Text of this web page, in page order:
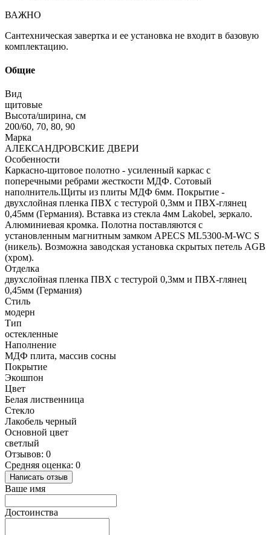
ВАЖНО
Сантехническая завертка и ее установка не входит в базовую
комплектацию.
Общие
Вид
щитовые
Высота/ширина, см
200/60, 70, 80, 90
Марка
АЛЕКСАНДРОВСКИЕ ДВЕРИ
Особенности
Каркасно-щитовое полотно - усиленный каркас с
поперечными ребрами жесткости МДФ. Сотовый
наполнитель.Щиты из плиты МДФ 6мм. Покрытие -
двухслойная пленка ПВХ с тестурой 0,3мм и ПВХ-глянец
0,45мм (Германия). Вставка из стекла 4мм Lakobel, зеркало.
Алюминиевая кромка. Полотна поставляются с
установленным магнитным замком APECS ML5300-M-WC S
(никель). Возможна заводская установка скрытых петель AGB
(хром).
Отделка
двухслойная пленка ПВХ с тестурой 0,3мм и ПВХ-глянец
0,45мм (Германия)
Стиль
модерн
Тип
остекленные
Наполнение
МДФ плита, массив сосны
Покрытие
Экошпон
Цвет
Белая лиственница
Стекло
Лакобель черный
Основной цвет
светлый
Отзывов: 0
Средняя оценка: 0
Написать отзыв
Ваше имя
Достоинства